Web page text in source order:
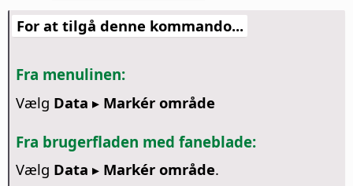
For at tilgå denne kommando...
Fra menulinen:
Vælg Data ▸ Markér område
Fra brugerfladen med faneblade:
Vælg Data ▸ Markér område.